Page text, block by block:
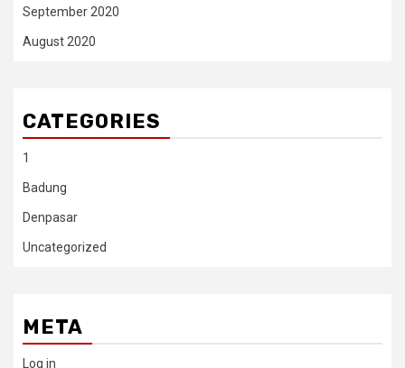
September 2020
August 2020
CATEGORIES
1
Badung
Denpasar
Uncategorized
META
Log in